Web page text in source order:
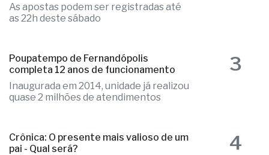
As apostas podem ser registradas até
as 22h deste sábado
Poupatempo de Fernandópolis
completa 12 anos de funcionamento
Inaugurada em 2014, unidade já realizou
quase 2 milhões de atendimentos
3
Crônica: O presente mais valioso de um
pai - Qual será?
4